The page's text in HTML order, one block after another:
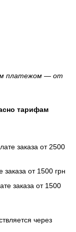
платежом — от
тарифам
заказа от 2500
от 1500 грн
заказа от 1500
через